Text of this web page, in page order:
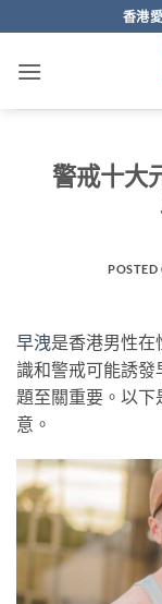
to
content
香港
警戒十大
POSTED
早洩是香港男性在
識和警戒可能誘發
題至關重要。以下
意。